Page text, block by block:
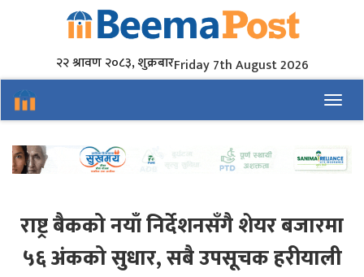
२२ श्रावण २०८३, शुक्रबारFriday 7th August 2026
राष्ट्र बैकको नयाँ निर्देशनसँगै शेयर बजारमा
५६ अंकको सुधार, सबै उपसूचक हरीयाली